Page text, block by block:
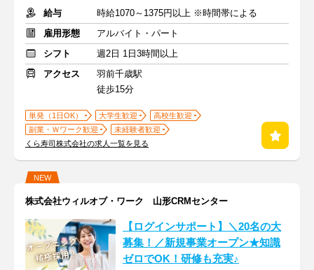
給与
時給1070～1375円以上 ※時間帯による
雇用形態
アルバイト・パート
シフト
週2日 1日3時間以上
アクセス
羽前千歳駅
徒歩15分
単発（1日OK） 大学生歓迎
高校生歓迎
副業・Ｗワーク歓迎
未経験者歓迎
くら寿司株式会社の求人一覧を見る
NEW
株式会社ウィルオブ・ワーク 山形CRMセンター
【ログインサポート】＼20名の大
募集！／新規事業オープン★知識
ゼロでOK！研修も充実♪